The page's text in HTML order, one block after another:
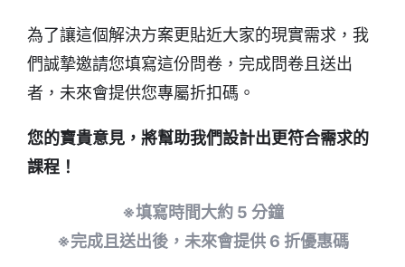
為了讓這個解決方案更貼近大家的現實需求，我
們誠摯邀請您填寫這份問卷，完成問卷且送出
者，未來會提供您專屬折扣碼。
您的寶貴意見，將幫助我們設計出更符合需求的
課程！
※填寫時間大約 5 分鐘
※完成且送出後，未來會提供 6 折優惠碼